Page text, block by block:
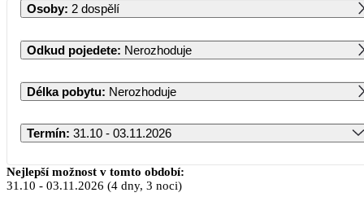
Osoby: 2 dospělí
Odkud pojedete: Nerozhoduje
Délka pobytu: Nerozhoduje
Termín: 31.10 - 03.11.2026
Říjen 2026
Nejlepší možnost v tomto období:
31.10 - 03.11.2026 (4 dny, 3 noci)